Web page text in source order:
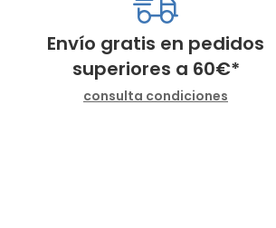
Envío gratis en pedidos
superiores a 60€*
consulta condiciones